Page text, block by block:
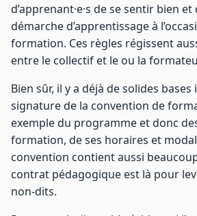
d’apprenant·e·s de se sentir bien et
démarche d’apprentissage à
formation. Ces règles régissent
entre le collectif et le ou la
Bien sûr, il y a déjà de solides
signature de la convention de
exemple du programme et donc
formation, de ses horaires et
convention contient aussi
contrat pédagogique est là pour
non-dits.